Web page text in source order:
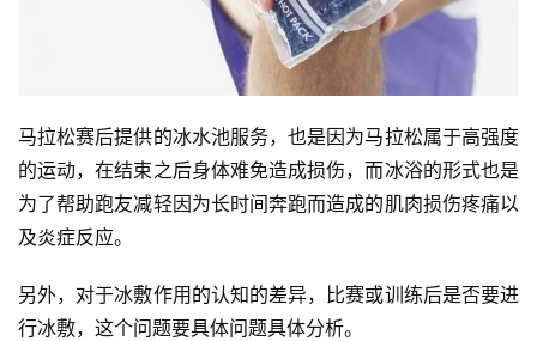
马拉松赛后提供的冰水池服务，也是因为马拉松属于高强度
的运动，在结束之后身体难免造成损伤，而冰浴的形式也是
为了帮助跑友减轻因为长时间奔跑而造成的肌肉损伤疼痛以
及炎症反应。
另外，对于冰敷作用的认知的差异，比赛或训练后是否要进
行冰敷，这个问题要具体问题具体分析。